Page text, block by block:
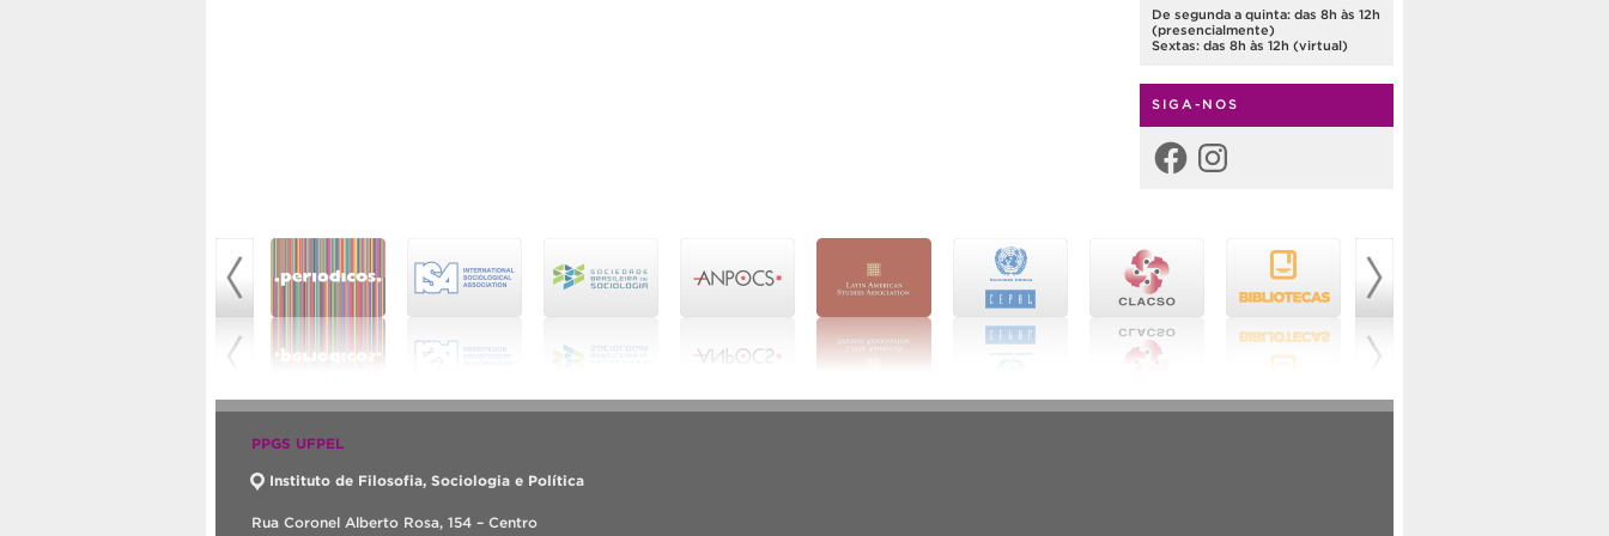
De segunda a quinta: das 8h às 12h
(presencialmente)
Sextas: das 8h às 12h (virtual)
SIGA-NOS
FacebookInstagram
PPGS UFPEL
Instituto de Filosofia, Sociologia e Política
Rua Coronel Alberto Rosa, 154 – Centro